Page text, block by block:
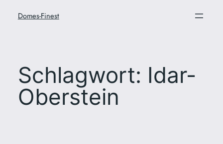
InhaltDomes-Finest
Schlagwort: Idar-
Oberstein